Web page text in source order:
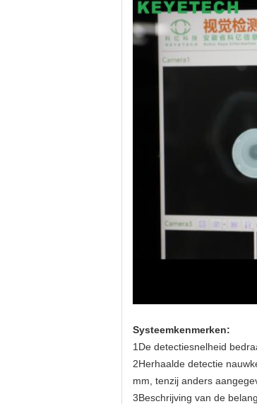
Systeemkenmerken:
1De detectiesnelheid
2Herhaalde detectie
mm, tenzij anders
3Beschrijving van de